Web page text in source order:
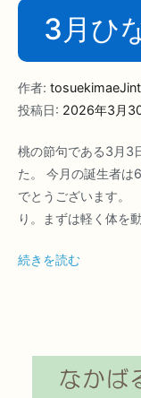
3月ひ
作者:
投稿日: 2026年3月
桃の節句である3月3
た。 今月の誕生者は
でとうございます
り。まずは軽く体を
続きを読む